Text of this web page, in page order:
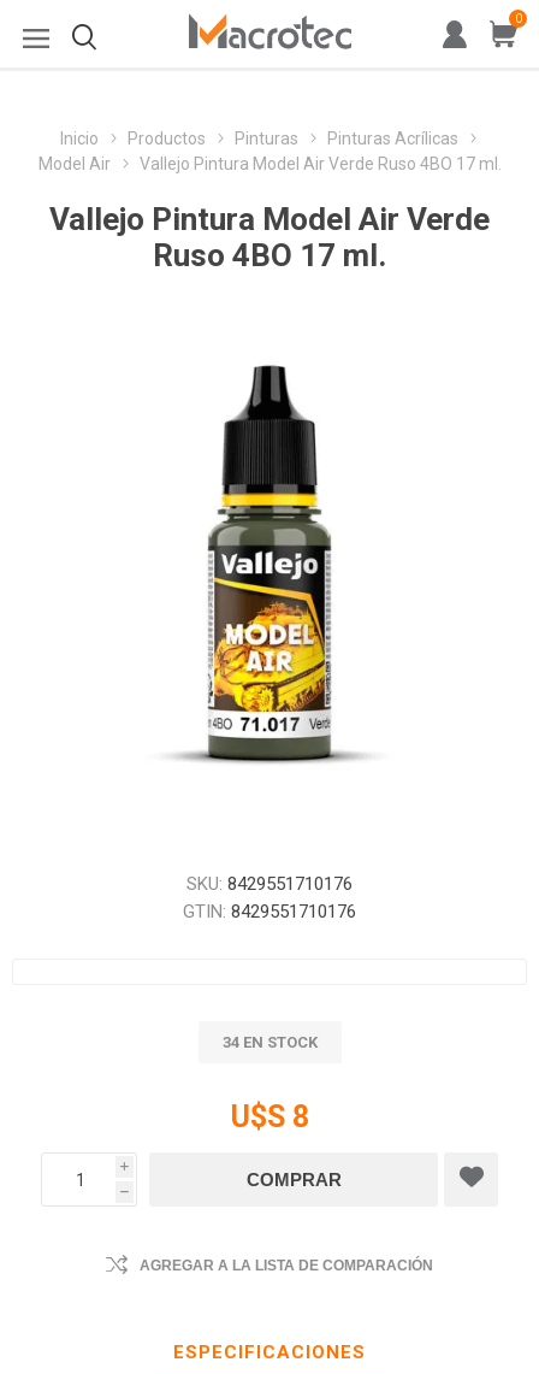
0
Inicio Productos Pinturas
Pinturas Acrílicas
Model Air
Vallejo Pintura Model Air Verde Ruso 4BO 17 ml.
Vallejo Pintura Model Air Verde
Ruso 4BO 17 ml.
SKU: 8429551710176
GTIN: 8429551710176
34 EN STOCK
U$S 8
i
h
AGREGAR A LA LISTA DE COMPARACIÓN
ESPECIFICACIONES